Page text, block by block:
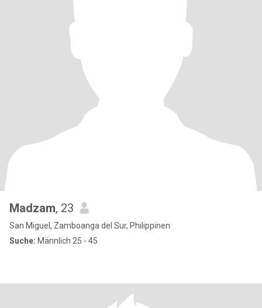
Madzam, 23
San Miguel, Zamboanga del Sur, Philippinen
Suche: Männlich 25 - 45